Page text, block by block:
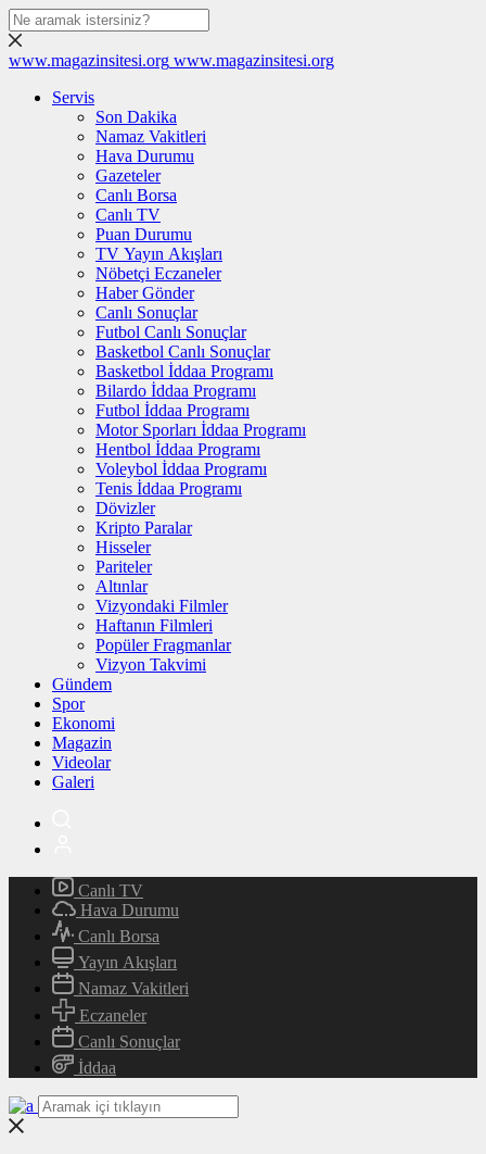
www.magazinsitesi.org www.magazinsitesi.org
Servis
Son Dakika
Namaz Vakitleri
Hava Durumu
Gazeteler
Canlı Borsa
Canlı TV
Puan Durumu
TV Yayın Akışları
Nöbetçi Eczaneler
Haber Gönder
Canlı Sonuçlar
Futbol Canlı Sonuçlar
Basketbol Canlı Sonuçlar
Basketbol İddaa Programı
Bilardo İddaa Programı
Futbol İddaa Programı
Motor Sporları İddaa Programı
Hentbol İddaa Programı
Voleybol İddaa Programı
Tenis İddaa Programı
Dövizler
Kripto Paralar
Hisseler
Pariteler
Altınlar
Vizyondaki Filmler
Haftanın Filmleri
Popüler Fragmanlar
Vizyon Takvimi
Gündem
Spor
Ekonomi
Magazin
Videolar
Galeri
Canlı TV
Hava Durumu
Canlı Borsa
Yayın Akışları
Namaz Vakitleri
Eczaneler
Canlı Sonuçlar
İddaa